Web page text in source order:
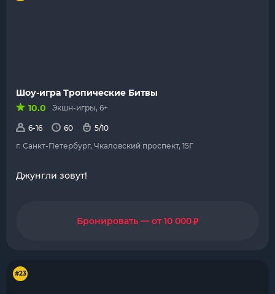
Шоу-игра Тропические Битвы
10.0
Экшн-игры, 6+
6-16 60
5/10
г. Санкт-Петербург, Чкаловский проспект, 15Г
Джунгли зовут!
Бронировать — от 10 000₽
#23